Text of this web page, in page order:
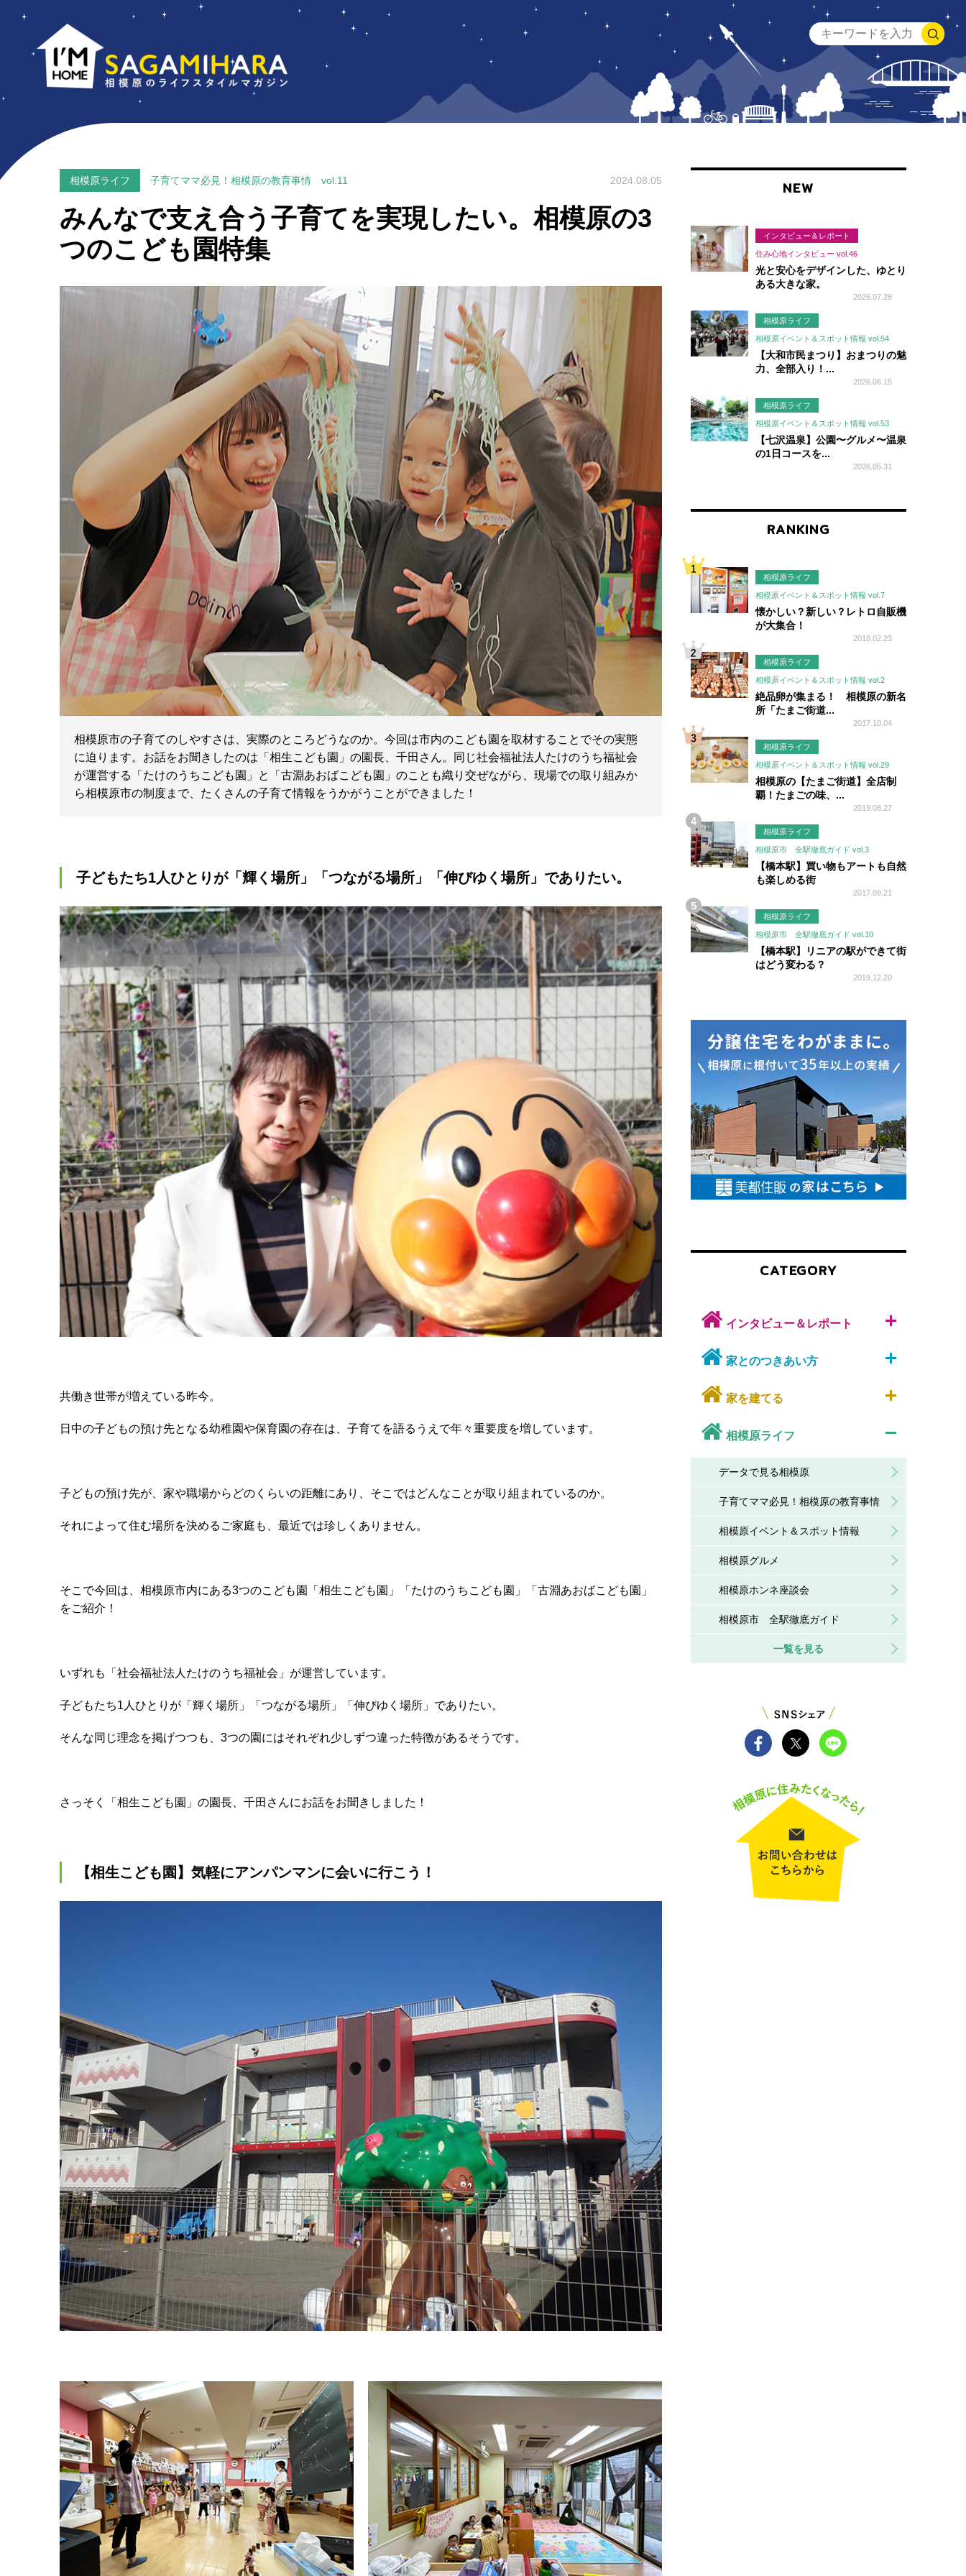
I'M
HOME
SAGAMIHARA
模
原
の
ラ
フ
タ
2024.08.05
相模原ライフ 子育てママ必見！相模原の教育事情 vol.11
みんなで支え合う子育てを実現したい。相模原の3
つのこども園特集
相模原市の子育てのしやすさは、実際のところどうなのか。今回は市内のこども園を取材することでその実態
に迫ります。お話をお聞きしたのは「相生こども園」の園長、千田さん。同じ社会福祉法人たけのうち福祉会
が運営する「たけのうちこども園」と「古淵あおばこども園」のことも織り交ぜながら、現場での取り組みか
ら相模原市の制度まで、たくさんの子育て情報をうかがうことができました！
子どもたち1人ひとりが「輝く場所」「つながる場所」「伸びゆく場所」でありたい。
共働き世帯が増えている昨今。
日中の子どもの預け先となる幼稚園や保育園の存在は、子育てを語るうえで年々重要度を増しています。
子どもの預け先が、家や職場からどのくらいの距離にあり、そこではどんなことが取り組まれているのか。
それによって住む場所を決めるご家庭も、最近では珍しくありません。
そこで今回は、相模原市内にある3つのこども園「相生こども園」「たけのうちこども園」「古淵あおばこども園」
をご紹介！
いずれも「社会福祉法人たけのうち福祉会」が運営しています。
子どもたち1人ひとりが「輝く場所」「つながる場所」「伸びゆく場所」でありたい。
そんな同じ理念を掲げつつも、3つの園にはそれぞれ少しずつ違った特徴があるそうです。
さっそく「相生こども園」の園長、千田さんにお話をお聞きしました！
【相生こども園】気軽にアンパンマンに会いに行こう！
NEW
インタビュー＆レポート
住み心地インタビュー vol.46
光と安心をデザインした、ゆとり
ある大きな家。
2026.07.28
相模原ライフ
相模原イベント＆スポット情報 vol.54
【大和市民まつり】おまつりの魅
力、全部入り！...
2026.06.15
相模原ライフ
相模原イベント＆スポット情報 vol.53
【七沢温泉】公園〜グルメ〜温泉
の1日コースを...
2026.05.31
RANKING
相模原ライフ
相模原イベント＆スポット情報 vol.7
懐かしい？新しい？レトロ自販機
が大集合！
2018.02.23
相模原ライフ
相模原イベント＆スポット情報 vol.2
絶品卵が集まる！ 相模原の新名
所「たまご街道...
2017.10.04
相模原ライフ
相模原イベント＆スポット情報 vol.29
相模原の【たまご街道】全店制
覇！たまごの味、...
2019.08.27
相模原ライフ
相模原市 全駅徹底ガイド vol.3
【橋本駅】買い物もアートも自然
も楽しめる街
2017.09.21
相模原ライフ
相模原市 全駅徹底ガイド vol.10
【橋本駅】リニアの駅ができて街
はどう変わる？
2019.12.20
す
す
め
CATEGORY
インタビュー＆レポート
家とのつきあい方
家を建てる
相模原ライフ
データで見る相模原
子育てママ必見！相模原の教育事情
相模原イベント＆スポット情報
相模原グルメ
相模原ホンネ座談会
相模原市 全駅徹底ガイド
一覧を見る